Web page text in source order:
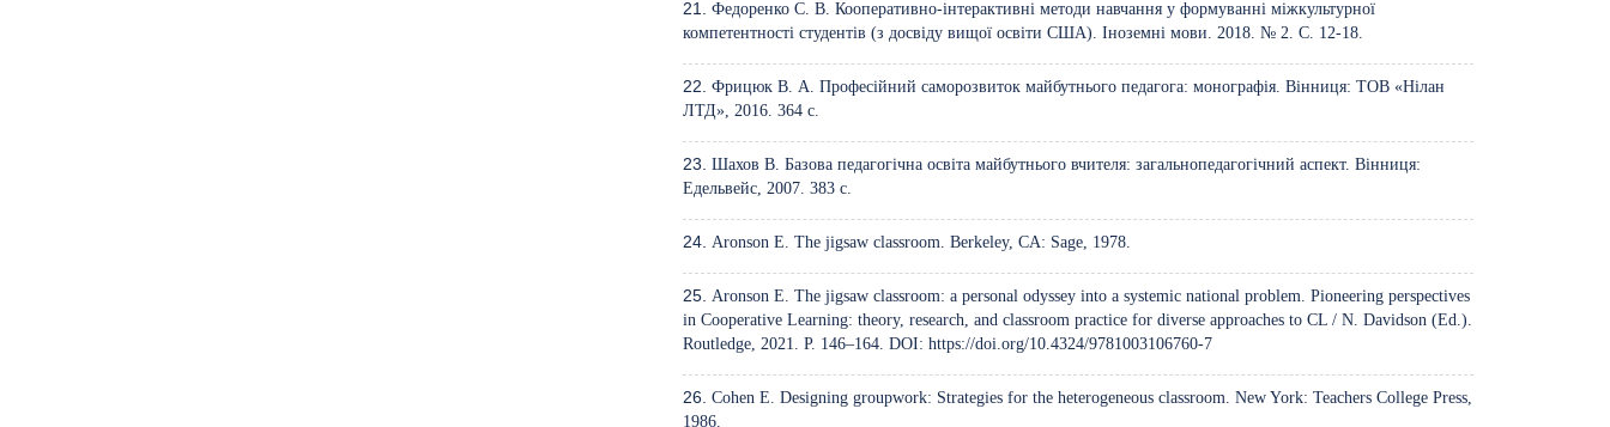
Федоренко С. В. Кооперативно-інтерактивні методи навчання у формуванні міжкультурної
компетентності студентів (з досвіду вищої освіти США). Іноземні мови. 2018. № 2. С. 12-18.
Фрицюк В. А. Професійний саморозвиток майбутнього педагога: монографія. Вінниця: ТОВ «Нілан
ЛТД», 2016. 364 с.
Шахов В. Базова педагогічна освіта майбутнього вчителя: загальнопедагогічний аспект. Вінниця:
Едельвейс, 2007. 383 с.
Aronson E. The jigsaw classroom. Berkeley, CA: Sage, 1978.
Aronson E. The jigsaw classroom: a personal odyssey into a systemic national problem. Pioneering perspectives
in Cooperative Learning: theory, research, and classroom practice for diverse approaches to CL / N. Davidson (Ed.).
Routledge, 2021. Р. 146–164. DOI:https://doi.org/10.4324/9781003106760-7
Cohen E. Designing groupwork: Strategies for the heterogeneous classroom. New York: Teachers College Press,
1986.